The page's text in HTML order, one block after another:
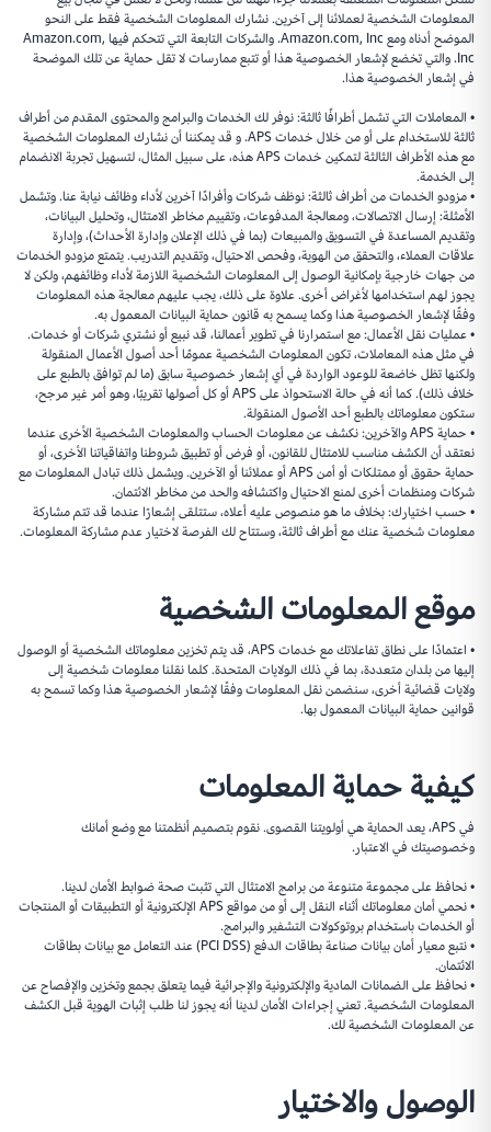
المعلومات الشخصية لعملائنا إلى آخرين. نشارك المعلومات الشخصية فقط على النحو
الموضح أدناه ومع Amazon.com, Inc. والشركات التابعة التي تتحكم فيها Amazon.com,
Inc. والتي تخضع لإشعار الخصوصية هذا أو تتبع ممارسات لا تقل حماية عن تلك الموضحة
في إشعار الخصوصية هذا.
• المعاملات التي تشمل أطرافًا ثالثة: نوفر لك الخدمات والبرامج والمحتوى المقدم من أطراف
ثالثة للاستخدام على أو من خلال خدمات APS. و قد يمكننا أن نشارك المعلومات الشخصية
مع هذه الأطراف الثالثة لتمكين خدمات APS هذه، على سبيل المثال، لتسهيل تجربة الانضمام
إلى الخدمة.
• مزودو الخدمات من أطراف ثالثة: نوظف شركات وأفرادًا آخرين لأداء وظائف نيابة عنا. وتشمل
الأمثلة: إرسال الاتصالات، ومعالجة المدفوعات، وتقييم مخاطر الامتثال، وتحليل البيانات،
وتقديم المساعدة في التسويق والمبيعات (بما في ذلك الإعلان وإدارة الأحداث)، وإدارة
علاقات العملاء، والتحقق من الهوية، وفحص الاحتيال، وتقديم التدريب. يتمتع مزودو الخدمات
من جهات خارجية بإمكانية الوصول إلى المعلومات الشخصية اللازمة لأداء وظائفهم، ولكن لا
يجوز لهم استخدامها لأغراض أخرى. علاوة على ذلك، يجب عليهم معالجة هذه المعلومات
وفقًا لإشعار الخصوصية هذا وكما يسمح به قانون حماية البيانات المعمول به.
• عمليات نقل الأعمال: مع استمرارنا في تطوير أعمالنا، قد نبيع أو نشتري شركات أو خدمات.
في مثل هذه المعاملات، تكون المعلومات الشخصية عمومًا أحد أصول الأعمال المنقولة
ولكنها تظل خاضعة للوعود الواردة في أي إشعار خصوصية سابق (ما لم توافق بالطبع على
خلاف ذلك). كما أنه في حالة الاستحواذ على APS أو كل أصولها تقريبًا، وهو أمر غير مرجح،
ستكون معلوماتك بالطبع أحد الأصول المنقولة.
• حماية APS والآخرين: نكشف عن معلومات الحساب والمعلومات الشخصية الأخرى عندما
نعتقد أن الكشف مناسب للامتثال للقانون، أو فرض أو تطبيق شروطنا واتفاقياتنا الأخرى، أو
حماية حقوق أو ممتلكات أو أمن APS أو عملائنا أو الآخرين. ويشمل ذلك تبادل المعلومات مع
شركات ومنظمات أخرى لمنع الاحتيال واكتشافه والحد من مخاطر الائتمان.
• حسب اختيارك: بخلاف ما هو منصوص عليه أعلاه، ستتلقى إشعارًا عندما قد تتم مشاركة
معلومات شخصية عنك مع أطراف ثالثة، وستتاح لك الفرصة لاختيار عدم مشاركة المعلومات.
موقع المعلومات الشخصية
• اعتمادًا على نطاق تفاعلاتك مع خدمات APS، قد يتم تخزين معلوماتك الشخصية أو الوصول
إليها من بلدان متعددة، بما في ذلك الولايات المتحدة. كلما نقلنا معلومات شخصية إلى
ولايات قضائية أخرى، سنضمن نقل المعلومات وفقًا لإشعار الخصوصية هذا وكما تسمح به
قوانين حماية البيانات المعمول بها.
كيفية حماية المعلومات
في APS، يعد الحماية هي أولويتنا القصوى. نقوم بتصميم أنظمتنا مع وضع أمانك
وخصوصيتك في الاعتبار.
• نحافظ على مجموعة متنوعة من برامج الامتثال التي تثبت صحة ضوابط الأمان لدينا.
• نحمي أمان معلوماتك أثناء النقل إلى أو من مواقع APS الإلكترونية أو التطبيقات أو المنتجات
أو الخدمات باستخدام بروتوكولات التشفير والبرامج.
• نتبع معيار أمان بيانات صناعة بطاقات الدفع (PCI DSS) عند التعامل مع بيانات بطاقات
الائتمان.
• نحافظ على الضمانات المادية والإلكترونية والإجرائية فيما يتعلق بجمع وتخزين والإفصاح عن
المعلومات الشخصية. تعني إجراءات الأمان لدينا أنه يجوز لنا طلب إثبات الهوية قبل الكشف
عن المعلومات الشخصية لك.
الوصول والاختيار